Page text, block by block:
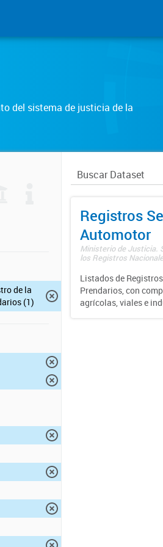
del sistema de justicia de la
de la
(1)
Registros
Automotor
Ministerio de Justicia.
los Registros
Listados de
Prendarios, con
agrícolas, viales e